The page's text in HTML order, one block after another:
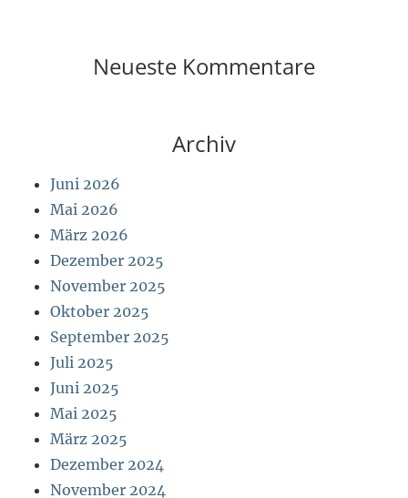
Neueste Kommentare
Archiv
Juni 2026
Mai 2026
März 2026
Dezember 2025
November 2025
Oktober 2025
September 2025
Juli 2025
Juni 2025
Mai 2025
März 2025
Dezember 2024
November 2024